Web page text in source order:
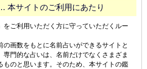
本サイトのご利用にあたり
をご利用いただく方に守っていただくルー
の画数をもとに名前占いができるサイトと
専門的な占いは、名前だけでなくさまざま
ものと思います。そのため、本サイトの鑑